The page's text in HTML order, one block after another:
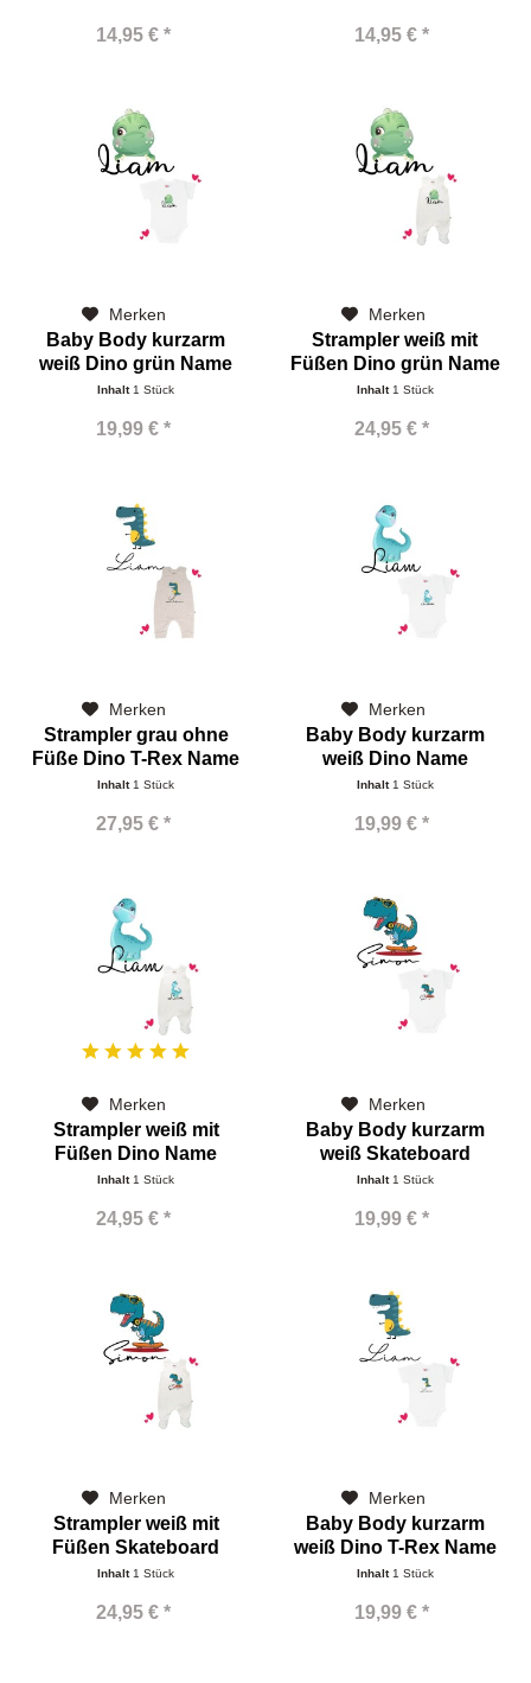
14,95 € * 14,95 € *
Merken
Baby Body kurzarm
weiß Dino grün Name
Inhalt1 Stück
19,99 € *
Merken
Strampler weiß mit
Füßen Dino grün Name
Inhalt1 Stück
24,95 € *
Merken
Strampler grau ohne
Füße Dino T-Rex Name
Inhalt 1 Stück
27,95 € *
Merken
Baby Body kurzarm
weiß Dino Name
Inhalt 1 Stück
19,99 € *
Merken
Strampler weiß mit
Füßen Dino Name
Inhalt 1 Stück
24,95 € *
Merken
Baby Body kurzarm
weiß Skateboard
Dinorex Name
Inhalt 1 Stück
19,99 € *
Merken
Strampler weiß mit
Füßen Skateboard
Dinorex Name
Inhalt1 Stück
24,95 € *
Merken
Baby Body kurzarm
weiß Dino T-Rex Name
Inhalt1 Stück
19,99 € *